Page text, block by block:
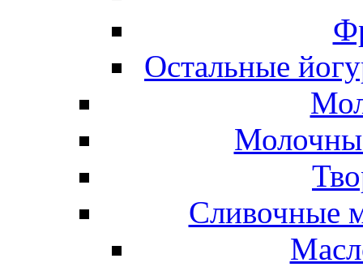
Остальные
Сливочные